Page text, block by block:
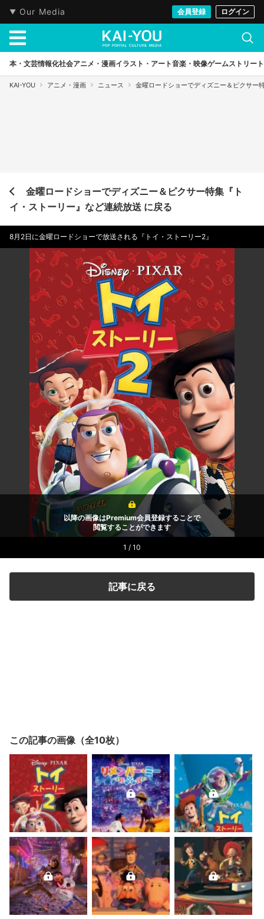
Our Media 会員登録 ログイン
本・文芸情報化社会アニメ・漫画イラスト・アート音楽・映像ゲームストリート
KAI-YOU アニメ・漫画 ニュース 金曜ロードショーでディズニー＆ピクサー
金曜ロードショーでディズニー＆ピクサー特集『ト
イ・ストーリー』など連続放送 に戻る
8月2日に金曜ロードショーで放送される『トイ・ストーリー2』
以降の画像はPremium会員登録することで
閲覧することができます
1 / 10
記事に戻る
この記事の画像（全10枚）